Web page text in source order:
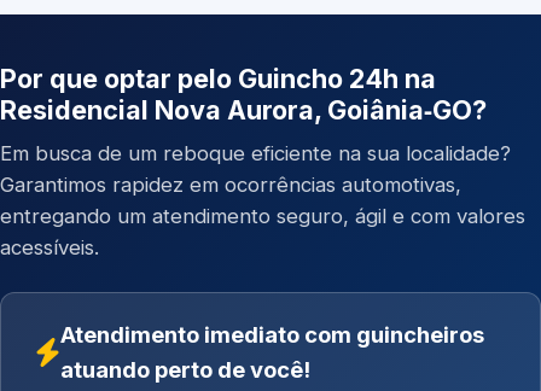
Por que optar pelo Guincho 24h na
Residencial Nova Aurora, Goiânia‑GO?
Em busca de um reboque eficiente na sua localidade?
Garantimos rapidez em ocorrências automotivas,
entregando um atendimento seguro, ágil e com valores
acessíveis.
Atendimento imediato com guincheiros
atuando perto de você!